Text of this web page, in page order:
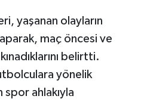
yaşanan olayların
maç öncesi ve
belirtti.
yönelik
spor ahlakıyla